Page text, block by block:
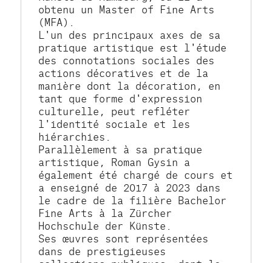
obtenu un Master of Fine Arts
(MFA).
L'un des principaux axes de sa
pratique artistique est l'étude
des connotations sociales des
actions décoratives et de la
manière dont la décoration, en
tant que forme d'expression
culturelle, peut refléter
l'identité sociale et les
hiérarchies.
Parallèlement à sa pratique
artistique, Roman Gysin a
également été chargé de cours et
a enseigné de 2017 à 2023 dans
le cadre de la filière Bachelor
Fine Arts à la Zürcher
Hochschule der Künste.
Ses œuvres sont représentées
dans de prestigieuses